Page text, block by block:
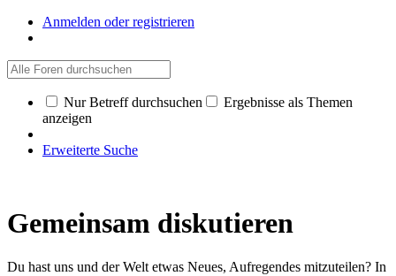
Anmelden oder registrieren
Nur Betreff durchsuchen
Ergebnisse als Themen
anzeigen
Erweiterte Suche
Gemeinsam diskutieren
Du hast uns und der Welt etwas Neues, Aufregendes mitzuteilen? In